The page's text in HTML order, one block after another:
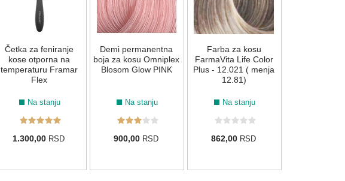
Četka za feniranje
kose otporna na
temperaturu Framar
Flex
Na stanju
1.300,00 RSD
Demi permanentna
boja za kosu Omniplex
Blosom Glow PINK
Na stanju
900,00 RSD
Farba za kosu
FarmaVita Life Color
Plus - 12.021 ( menja
12.81)
Na stanju
862,00 RSD